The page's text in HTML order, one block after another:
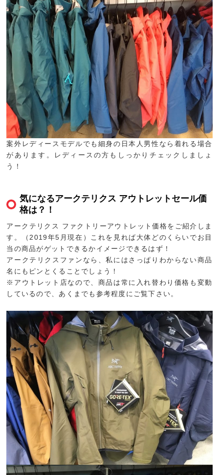
案外レディースモデルでも細身の日本人男性なら着れる場合
があります。レディースの方もしっかりチェックしましょ
う！
気になるアークテリクス アウトレットセール価
格は？！
アークテリクス ファクトリーアウトレット価格をご紹介しま
す。（2019年5月現在）これを見れば大体どのくらいでお目
当の商品がゲットできるかイメージできるはず！
アークテリクスファンなら、私にはさっぱりわからない商品
名にもピンとくることでしょう！
※アウトレット店なので、商品は常に入れ替わり価格も変動
しているので、あくまでも参考程度にご覧下さい。